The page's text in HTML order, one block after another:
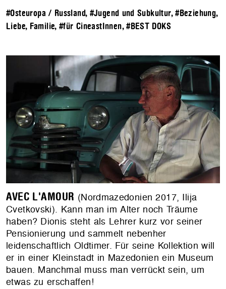
#Osteuropa / Russland, #Jugend und Subkultur,#Beziehung,
Liebe, Familie,#für CineastInnen,#BEST DOKS
AVEC L'AMOUR (Nordmazedonien 2017, Ilija
Cvetkovski). Kann man im Alter noch Träume
haben? Dionis steht als Lehrer kurz vor seiner
Pensionierung und sammelt nebenher
leidenschaftlich Oldtimer. Für seine Kollektion will
er in einer Kleinstadt in Mazedonien ein Museum
bauen. Manchmal muss man verrückt sein, um
etwas zu erschaffen!